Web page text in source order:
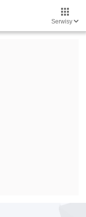
Serwisy